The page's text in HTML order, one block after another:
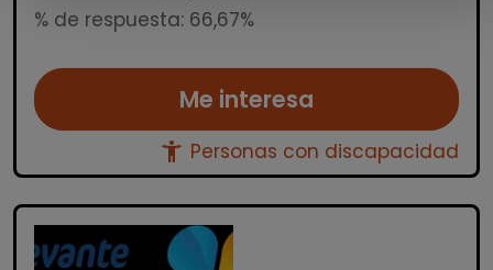
% de respuesta: 66,67%
Me interesa
accessibility_new Personas con discapacidad